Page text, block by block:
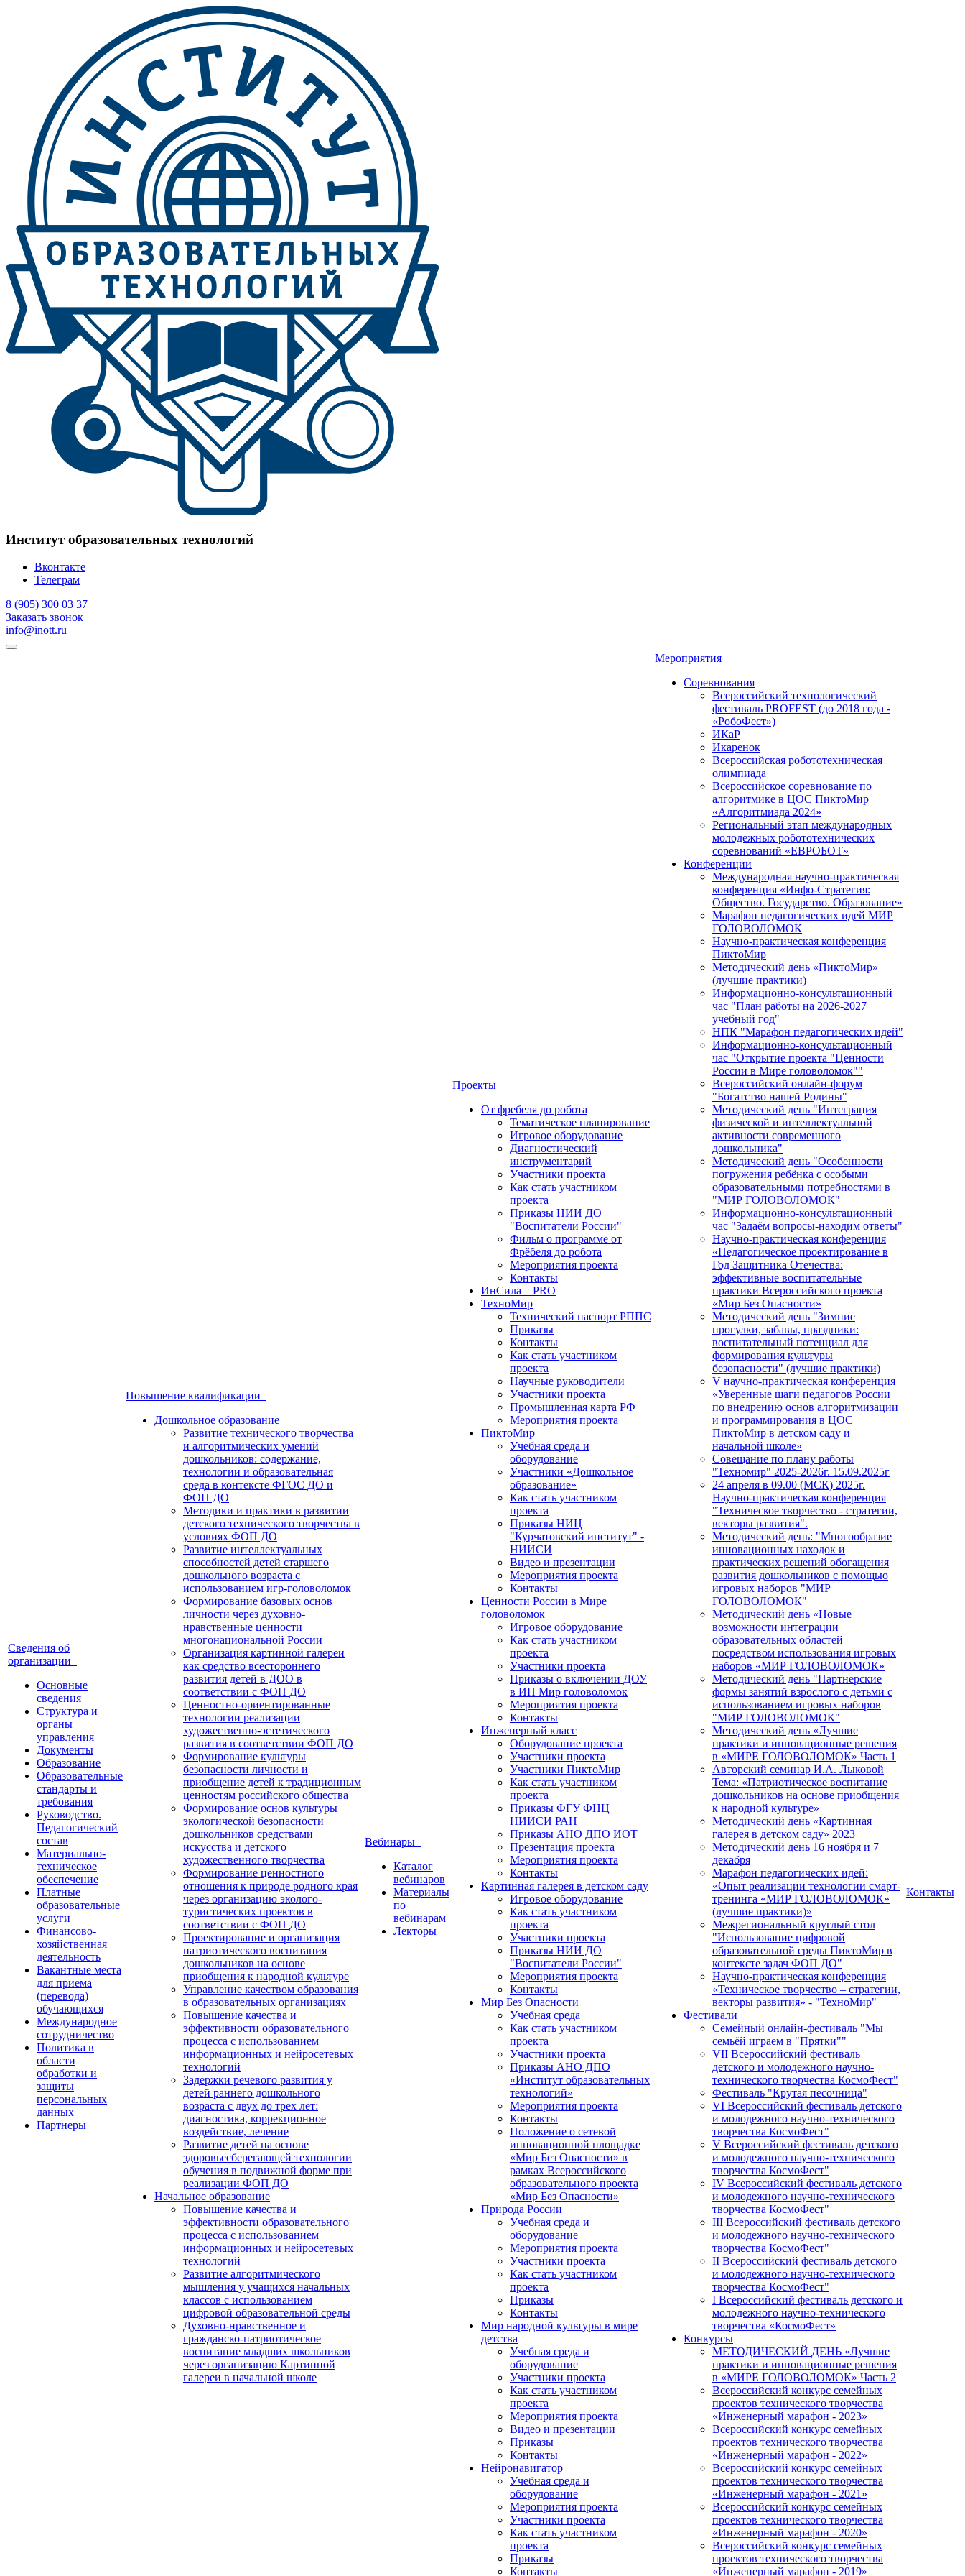
Институт образовательных технологий
Вконтакте
Телеграм
8 (905) 300 03 37
Заказать звонок
info@inott.ru
Сведения об
организации
Основные
сведения
Структура и
органы
управления
Документы
Образование
Образовательные
стандарты и
требования
Руководство.
Педагогический
состав
Материально-
техническое
обеспечение
Платные
образовательные
услуги
Финансово-
хозяйственная
деятельность
Вакантные места
для приема
(перевода)
обучающихся
Международное
сотрудничество
Политика в
области
обработки и
защиты
персональных
данных
Партнеры
Повышение квалификации
Дошкольное образование
Развитие технического творчества
и алгоритмических умений
дошкольников: содержание,
технологии и образовательная
среда в контексте ФГОС ДО и
ФОП ДО
Методики и практики в развитии
детского технического творчества в
условиях ФОП ДО
Развитие интеллектуальных
способностей детей старшего
дошкольного возраста с
использованием игр-головоломок
Формирование базовых основ
личности через духовно-
нравственные ценности
многонациональной России
Организация картинной галереи
как средство всестороннего
развития детей в ДОО в
соответствии с ФОП ДО
Ценностно-ориентированные
технологии реализации
художественно-эстетического
развития в соответствии ФОП ДО
Формирование культуры
безопасности личности и
приобщение детей к традиционным
ценностям российского общества
Формирование основ культуры
экологической безопасности
дошкольников средствами
искусства и детского
художественного творчества
Формирование ценностного
отношения к природе родного края
через организацию эколого-
туристических проектов в
соответствии с ФОП ДО
Проектирование и организация
патриотического воспитания
дошкольников на основе
приобщения к народной культуре
Управление качеством образования
в образовательных организациях
Повышение качества и
эффективности образовательного
процесса с использованием
информационных и нейросетевых
технологий
Задержки речевого развития у
детей раннего дошкольного
возраста с двух до трех лет:
диагностика, коррекционное
воздействие, лечение
Развитие детей на основе
здоровьесберегающей технологии
обучения в подвижной форме при
реализации ФОП ДО
Начальное образование
Повышение качества и
эффективности образовательного
процесса с использованием
информационных и нейросетевых
технологий
Развитие алгоритмического
мышления у учащихся начальных
классов с использованием
цифровой образовательной среды
Духовно-нравственное и
гражданско-патриотическое
воспитание младших школьников
через организацию Картинной
галереи в начальной школе
Вебинары
Каталог
вебинаров
Материалы
по
вебинарам
Лекторы
Проекты
От фребеля до робота
Тематическое планирование
Игровое оборудование
Диагностический
инструментарий
Участники проекта
Как стать участником
проекта
Приказы НИИ ДО
"Воспитатели России"
Фильм о программе от
Фрёбеля до робота
Мероприятия проекта
Контакты
ИнСила – PRO
ТехноМир
Технический паспорт РППС
Приказы
Контакты
Как стать участником
проекта
Научные руководители
Участники проекта
Промышленная карта РФ
Мероприятия проекта
ПиктоМир
Учебная среда и
оборудование
Участники «Дошкольное
образование»
Как стать участником
проекта
Приказы НИЦ
"Курчатовский институт" -
НИИСИ
Видео и презентации
Мероприятия проекта
Контакты
Ценности России в Мире
головоломок
Игровое оборудование
Как стать участником
проекта
Участники проекта
Приказы о включении ДОУ
в ИП Мир головоломок
Мероприятия проекта
Контакты
Инженерный класс
Оборудование проекта
Участники проекта
Участники ПиктоМир
Как стать участником
проекта
Приказы ФГУ ФНЦ
НИИСИ РАН
Приказы АНО ДПО ИОТ
Презентация проекта
Мероприятия проекта
Контакты
Картинная галерея в детском саду
Игровое оборудование
Как стать участником
проекта
Участники проекта
Приказы НИИ ДО
"Воспитатели России"
Мероприятия проекта
Контакты
Мир Без Опасности
Учебная среда
Как стать участником
проекта
Участники проекта
Приказы АНО ДПО
«Институт образовательных
технологий»
Мероприятия проекта
Контакты
Положение о сетевой
инновационной площадке
«Мир Без Опасности» в
рамках Всероссийского
образовательного проекта
«Мир Без Опасности»
Природа России
Учебная среда и
оборудование
Мероприятия проекта
Участники проекта
Как стать участником
проекта
Приказы
Контакты
Мир народной культуры в мире
детства
Учебная среда и
оборудование
Участники проекта
Как стать участником
проекта
Мероприятия проекта
Видео и презентации
Приказы
Контакты
Нейронавигатор
Учебная среда и
оборудование
Мероприятия проекта
Участники проекта
Как стать участником
проекта
Приказы
Контакты
Мероприятия
Соревнования
Всероссийский технологический
фестиваль PROFEST (до 2018 года -
«РобоФест»)
ИКаР
Икаренок
Всероссийская робототехническая
олимпиада
Всероссийское соревнование по
алгоритмике в ЦОС ПиктоМир
«Алгоритмиада 2024»
Региональный этап международных
молодежных робототехнических
соревнований «ЕВРОБОТ»
Конференции
Международная научно-практическая
конференция «Инфо-Стратегия:
Общество. Государство. Образование»
Марафон педагогических идей МИР
ГОЛОВОЛОМОК
Научно-практическая конференция
ПиктоМир
Методический день «ПиктоМир»
(лучшие практики)
Информационно-консультационный
час "План работы на 2026-2027
учебный год"
НПК "Марафон педагогических идей"
Информационно-консультационный
час "Открытие проекта "Ценности
России в Мире головоломок""
Всероссийский онлайн-форум
"Богатство нашей Родины"
Методический день "Интеграция
физической и интеллектуальной
активности современного
дошкольника"
Методический день "Особенности
погружения ребёнка с особыми
образовательными потребностями в
"МИР ГОЛОВОЛОМОК"
Информационно-консультационный
час "Задаём вопросы-находим ответы"
Научно-практическая конференция
«Педагогическое проектирование в
Год Защитника Отечества:
эффективные воспитательные
практики Всероссийского проекта
«Мир Без Опасности»
Методический день "Зимние
прогулки, забавы, праздники:
воспитательный потенциал для
формирования культуры
безопасности" (лучшие практики)
V научно-практическая конференция
«Уверенные шаги педагогов России
по внедрению основ алгоритмизации
и программирования в ЦОС
ПиктоМир в детском саду и
начальной школе»
Совещание по плану работы
"Техномир" 2025-2026г. 15.09.2025г
24 апреля в 09.00 (МСК) 2025г.
Научно-практическая конференция
"Техническое творчество - стратегии,
векторы развития".
Методический день: "Многообразие
инновационных находок и
практических решений обогащения
развития дошкольников с помощью
игровых наборов "МИР
ГОЛОВОЛОМОК"
Методический день «Новые
возможности интеграции
образовательных областей
посредством использования игровых
наборов «МИР ГОЛОВОЛОМОК»
Методический день "Партнерские
формы занятий взрослого с детьми с
использованием игровых наборов
"МИР ГОЛОВОЛОМОК"
Методический день «Лучшие
практики и инновационные решения
в «МИРЕ ГОЛОВОЛОМОК» Часть 1
Авторский семинар И.А. Лыковой
Тема: «Патриотическое воспитание
дошкольников на основе приобщения
к народной культуре»
Методический день «Картинная
галерея в детском саду» 2023
Методический день 16 ноября и 7
декабря
Марафон педагогических идей:
«Опыт реализации технологии смарт-
тренинга «МИР ГОЛОВОЛОМОК»
(лучшие практики)»
Межрегиональный круглый стол
"Использование цифровой
образовательной среды ПиктоМир в
контексте задач ФОП ДО"
Научно-практическая конференция
«Техническое творчество – стратегии,
векторы развития» - "ТехноМир"
Фестивали
Семейный онлайн-фестиваль "Мы
семьёй играем в "Прятки""
VII Всероссийский фестиваль
детского и молодежного научно-
технического творчества КосмоФест"
Фестиваль "Крутая песочница"
VI Всероссийский фестиваль детского
и молодежного научно-технического
творчества КосмоФест"
V Всероссийский фестиваль детского
и молодежного научно-технического
творчества КосмоФест"
IV Всероссийский фестиваль детского
и молодежного научно-технического
творчества КосмоФест"
III Всероссийский фестиваль детского
и молодежного научно-технического
творчества КосмоФест"
II Всероссийский фестиваль детского
и молодежного научно-технического
творчества КосмоФест"
I Всероссийский фестиваль детского и
молодежного научно-технического
творчества «КосмоФест»
Конкурсы
МЕТОДИЧЕСКИЙ ДЕНЬ «Лучшие
практики и инновационные решения
в «МИРЕ ГОЛОВОЛОМОК» Часть 2
Всероссийский конкурс семейных
проектов технического творчества
«Инженерный марафон - 2023»
Всероссийский конкурс семейных
проектов технического творчества
«Инженерный марафон - 2022»
Всероссийский конкурс семейных
проектов технического творчества
«Инженерный марафон - 2021»
Всероссийский конкурс семейных
проектов технического творчества
«Инженерный марафон - 2020»
Всероссийский конкурс семейных
проектов технического творчества
«Инженерный марафон - 2019»
Контакты